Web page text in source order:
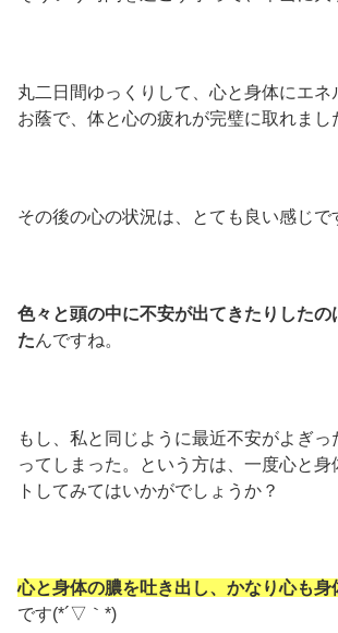
丸二日間ゆっくりして、心と身体にエネ
お蔭で、体と心の疲れが完璧に取れまし
その後の心の状況は、とても良い感じで
色々と頭の中に不安が出てきたりしたの
たんですね。
もし、私と同じように最近不安がよぎっ
ってしまった。という方は、一度心と身
トしてみてはいかがでしょうか？
心と身体の膿を吐き出し、かなり心も身
です(*´▽｀*)